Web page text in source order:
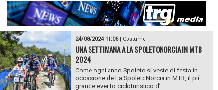
24/08/2024 11:06| Costume
UNA SETTIMANA A LA SPOLETONORCIA IN MTB
2024
Come ogni anno Spoleto si veste di festa in
occasione de La SpoletoNorcia in MTB, il più
grande evento cicloturistico d’...